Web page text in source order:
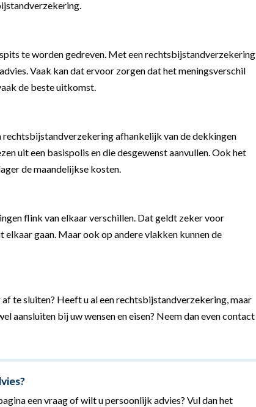
te worden gedreven. Met een rechtsbijstandverzekering
Vaak kan dat ervoor zorgen dat het meningsverschil
de beste uitkomst.
rechtsbijstandverzekering afhankelijk van de dekkingen
uit een basispolis en die desgewenst aanvullen. Ook het
de maandelijkse kosten.
flink van elkaar verschillen. Dat geldt zeker voor
gaan. Maar ook op andere vlakken kunnen de
te sluiten? Heeft u al een rechtsbijstandverzekering, maar
aansluiten bij uw wensen en eisen? Neem dan even contact
een vraag of wilt u persoonlijk advies? Vul dan het